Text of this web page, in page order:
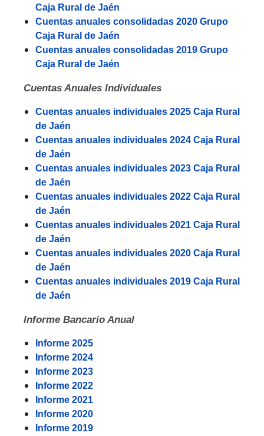
Caja Rural de Jaén
Cuentas anuales consolidadas 2020 Grupo
Caja Rural de Jaén
Cuentas anuales consolidadas 2019 Grupo
Caja Rural de Jaén
Cuentas Anuales Individuales
Cuentas anuales individuales 2025 Caja Rural
de Jaén
Cuentas anuales individuales 2024 Caja Rural
de Jaén
Cuentas anuales individuales 2023 Caja Rural
de Jaén
Cuentas anuales individuales 2022 Caja Rural
de Jaén
Cuentas anuales individuales 2021 Caja Rural
de Jaén
Cuentas anuales individuales 2020 Caja Rural
de Jaén
Cuentas anuales individuales 2019 Caja Rural
de Jaén
Informe Bancario Anual
Informe 2025
Informe 2024
Informe 2023
Informe 2022
Informe 2021
Informe 2020
Informe 2019